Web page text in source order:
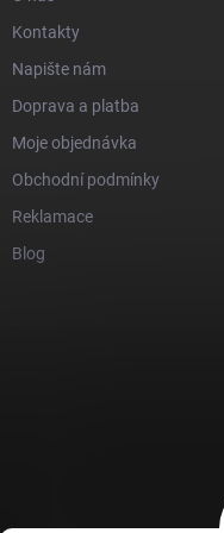
Kontakty
Napište nám
Doprava a platba
Moje objednávka
Obchodní podmínky
Reklamace
Blog